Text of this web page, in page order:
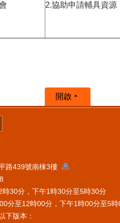
2.協助申請輔具資源
開啟
路439號南棟3樓
30分，下午1時30分至5時30分
分至12時00分，下午1時00分至5時
下版本：